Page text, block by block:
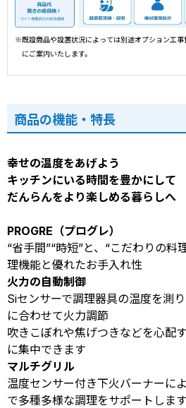
※既設商品や設置状況によっては別途オプション工
にご案内いたします。
商品の機能・特長
幸せの温度をあげよう
キッチンにいる時間を豊かにして
だんらんをより楽しめる暮らしへ
PROGRE（プログレ）
“省手間”“時短”と、“こだわりの料
理機能と優れたお手入れ性
火力の自動制御
Siセンサーで調理器具の温度を測
に合わせて火力調節
吹きこぼれや焦げつきなどを心配
に集中できます
マルチグリル
温度センサー付き下火バーナーに
で多種多様な調理をサポートします